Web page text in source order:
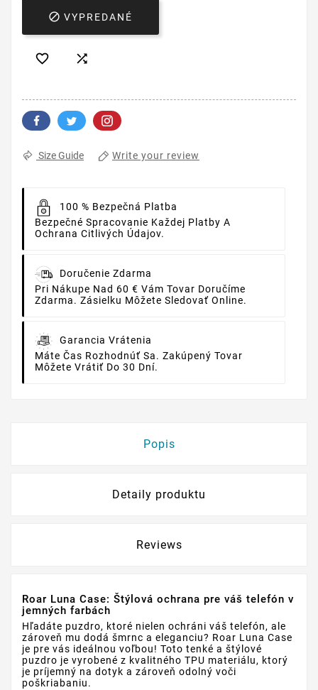
 VYPREDANÉ
 
Size Guide Write your review
100 % Bezpečná Platba
Bezpečné Spracovanie Každej Platby A
Ochrana Citlivých Údajov.
Doručenie Zdarma
Pri Nákupe Nad 60 € Vám Tovar Doručíme
Zdarma. Zásielku Môžete Sledovať Online.
Garancia Vrátenia
Máte Čas Rozhodnúť Sa. Zakúpený Tovar
Môžete Vrátiť Do 30 Dní.
Popis
Detaily produktu
Reviews
Roar Luna Case: Štýlová ochrana pre váš telefón v
jemných farbách
Hľadáte puzdro, ktoré nielen ochráni váš telefón, ale
zároveň mu dodá šmrnc a eleganciu? Roar Luna Case
je pre vás ideálnou voľbou! Toto tenké a štýlové
puzdro je vyrobené z kvalitného TPU materiálu, ktorý
je príjemný na dotyk a zároveň odolný voči
poškriabaniu.